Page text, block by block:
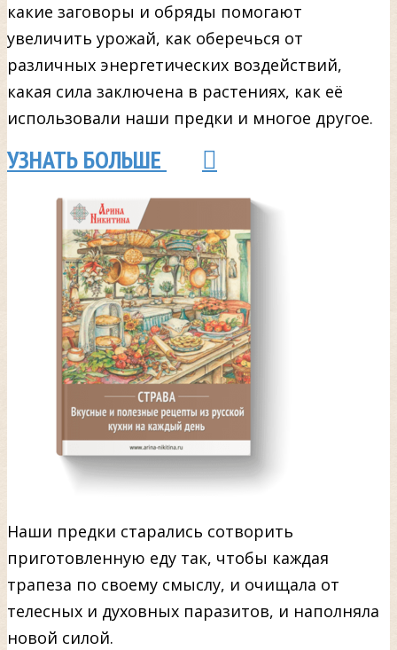
какие заговоры и обряды помогают
увеличить урожай, как оберечься от
различных энергетических воздействий,
какая сила заключена в растениях, как её
использовали наши предки и многое другое.
УЗНАТЬ БОЛЬШЕ
Наши предки старались сотворить
приготовленную еду так, чтобы каждая
трапеза по своему смыслу, и очищала от
телесных и духовных паразитов, и наполняла
новой силой.